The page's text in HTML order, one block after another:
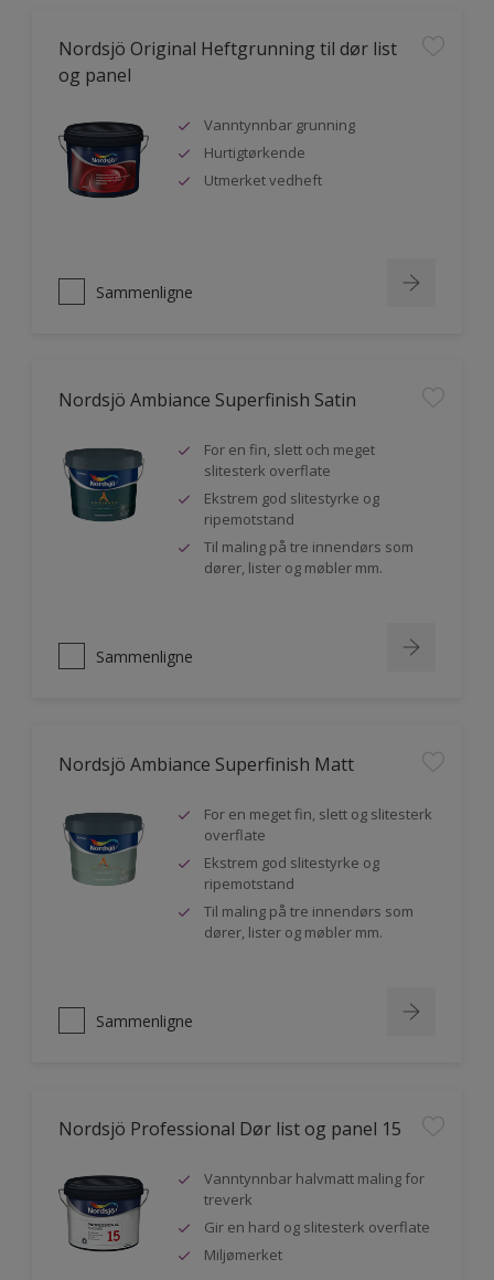
Nordsjö Original Heftgrunning til dør list
og panel
Vanntynnbar grunning
Hurtigtørkende
Utmerket vedheft
Sammenligne
Nordsjö Ambiance Superfinish Satin
For en fin, slett och meget
slitesterk overflate
Ekstrem god slitestyrke og
ripemotstand
Til maling på tre innendørs som
dører, lister og møbler mm.
Sammenligne
Nordsjö Ambiance Superfinish Matt
For en meget fin, slett og slitesterk
overflate
Ekstrem god slitestyrke og
ripemotstand
Til maling på tre innendørs som
dører, lister og møbler mm.
Sammenligne
Nordsjö Professional Dør list og panel 15
Vanntynnbar halvmatt maling for
treverk
Gir en hard og slitesterk overflate
Miljømerket